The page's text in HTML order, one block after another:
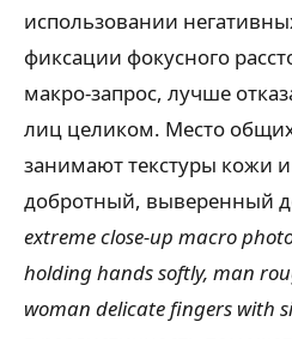
использовании
фиксации фокусного
макро-запрос, лучше
лиц целиком. Место
занимают текстуры кожи
добротный, выверенный
extreme close-up macro
holding hands softly, man
woman delicate fingers with